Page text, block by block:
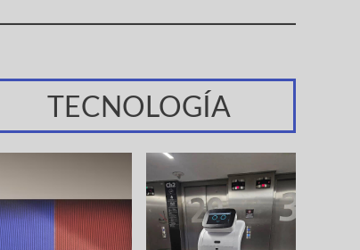
TECNOLOGÍA